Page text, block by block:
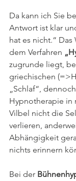
Da kann ich Sie
Antwort ist klar
hat es nicht.“
dem Verfahren
zugrunde liegt,
griechischen
„Schlaf“,
Hypnotherapie in
Vilbel nicht die
verlieren,
Abhängigkeit
nichts erinnern
Bei der